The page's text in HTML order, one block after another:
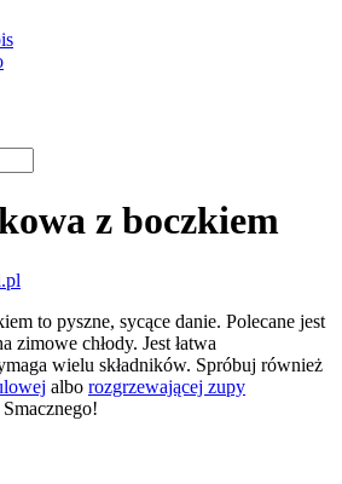
z boczkiem
to pyszne, sycące danie. Polecane jest
zimowe chłody. Jest łatwa
wielu składników. Spróbuj również
albo rozgrzewającej zupy
Smacznego!